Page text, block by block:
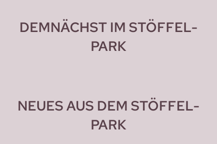
DEMNÄCHST IM STÖFFEL-
PARK
NEUES AUS DEM STÖFFEL-
PARK